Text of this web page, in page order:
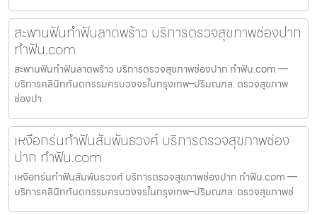
สะพานฟันทำฟันลาดพร้าว บริการตรวจสุขภาพช่องปาก
ทำฟัน.com
สะพานฟันทำฟันลาดพร้าว บริการตรวจสุขภาพช่องปาก ทำฟัน.com —
บริการคลินิกทันตกรรมครบวงจรในกรุงเทพ–ปริมณฑล: ตรวจสุขภาพ
ช่องปา
เหงือกร่นทำฟันสัมพันธวงศ์ บริการตรวจสุขภาพช่อง
ปาก ทำฟัน.com
เหงือกร่นทำฟันสัมพันธวงศ์ บริการตรวจสุขภาพช่องปาก ทำฟัน.com —
บริการคลินิกทันตกรรมครบวงจรในกรุงเทพ–ปริมณฑล: ตรวจสุขภาพช่